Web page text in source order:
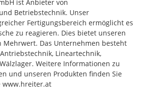
ist Anbieter von
Betriebstechnik. Unser
Fertigungsbereich ermöglicht es
zu reagieren. Dies bietet unseren
Mehrwert. Das Unternehmen besteht
Lineartechnik,
Weitere Informationen zu
und unseren Produkten finden Sie
www.hreiter.at